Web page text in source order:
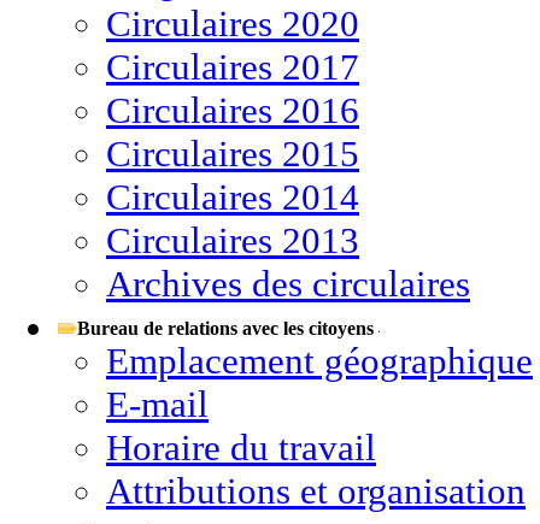
Circulaires 2020
Circulaires 2017
Circulaires 2016
Circulaires 2015
Circulaires 2014
Circulaires 2013
Archives des circulaires
Bureau de relations avec les citoyens
Emplacement géographique
E-mail
Horaire du travail
Attributions et organisation